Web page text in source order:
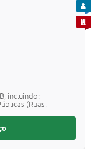
incluindo:
(Ruas,
PARA